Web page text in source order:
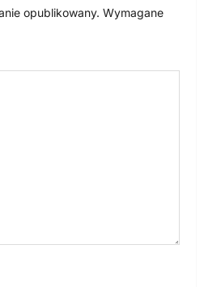
opublikowany. Wymagane